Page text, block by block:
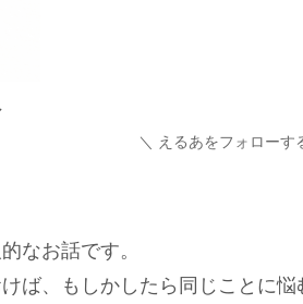
えるあをフォローす
なお話です。
ば、もしかしたら同じことに悩